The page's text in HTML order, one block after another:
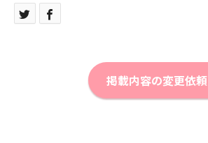
掲載内容の変更依頼